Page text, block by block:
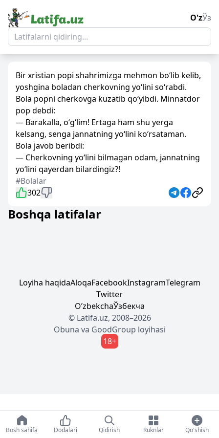
O'zЎз
Bir xristian popi shahrimizga mehmon bo‘lib kelib,
yoshgina boladan cherkovning yo‘lini so‘rabdi.
Bola popni cherkovga kuzatib qo‘yibdi. Minnatdor
pop debdi:
— Barakalla, o‘g‘lim! Ertaga ham shu yerga
kelsang, senga jannatning yo‘lini ko‘rsataman.
Bola javob beribdi:
— Cherkovning yo‘lini bilmagan odam, jannatning
yo‘lini qayerdan bilardingiz?!
#Bolalar
302
Boshqa latifalar
Loyiha haqidaAloqaFacebookInstagramTelegram
Twitter
OʼzbekchaЎзбекча
© Latifa.uz, 2008–2026
Obuna va GoodGroup loyihasi
18+
Bosh sahifa Dodalari Qidirish Ruknlar Qo'shish